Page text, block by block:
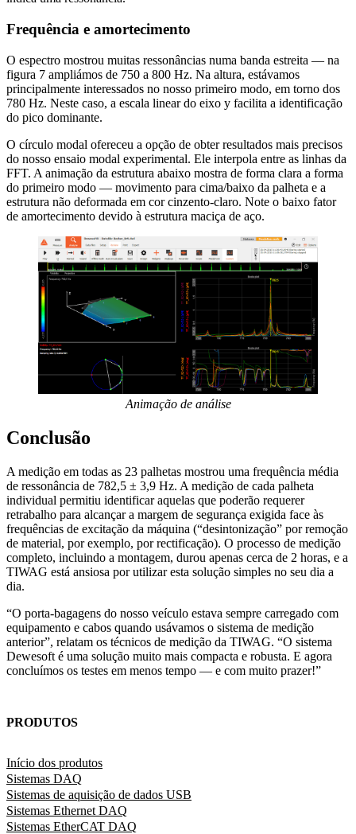
Frequência e amortecimento
O espectro mostrou muitas ressonâncias numa banda estreita — na
figura 7 ampliámos de 750 a 800 Hz. Na altura, estávamos
principalmente interessados no nosso primeiro modo, em torno dos
780 Hz. Neste caso, a escala linear do eixo y facilita a identificação
do pico dominante.
O círculo modal ofereceu a opção de obter resultados mais precisos
do nosso ensaio modal experimental. Ele interpola entre as linhas da
FFT. A animação da estrutura abaixo mostra de forma clara a forma
do primeiro modo — movimento para cima/baixo da palheta e a
estrutura não deformada em cor cinzento-claro. Note o baixo fator
de amortecimento devido à estrutura maciça de aço.
Animação de análise
Conclusão
A medição em todas as 23 palhetas mostrou uma frequência média
de ressonância de 782,5 ± 3,9 Hz. A medição de cada palheta
individual permitiu identificar aquelas que poderão requerer
retrabalho para alcançar a margem de segurança exigida face às
frequências de excitação da máquina (“desintonização” por remoção
de material, por exemplo, por rectificação). O processo de medição
completo, incluindo a montagem, durou apenas cerca de 2 horas, e a
TIWAG está ansiosa por utilizar esta solução simples no seu dia a
dia.
“O porta‑bagagens do nosso veículo estava sempre carregado com
equipamento e cabos quando usávamos o sistema de medição
anterior”, relatam os técnicos de medição da TIWAG. “O sistema
Dewesoft é uma solução muito mais compacta e robusta. E agora
concluímos os testes em menos tempo — e com muito prazer!”
PRODUTOS
Início dos produtos
Sistemas DAQ
Sistemas de aquisição de dados USB
Sistemas Ethernet DAQ
Sistemas EtherCAT DAQ